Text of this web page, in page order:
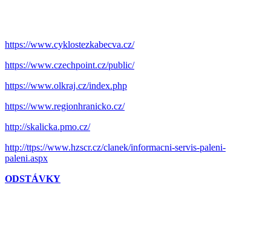
https://www.cyklostezkabecva.cz/
https://www.czechpoint.cz/public/
https://www.olkraj.cz/index.php
https://www.regionhranicko.cz/
http://skalicka.pmo.cz/
http://ttps://www.hzscr.cz/clanek/informacni-servis-paleni-
paleni.aspx
ODSTÁVKY